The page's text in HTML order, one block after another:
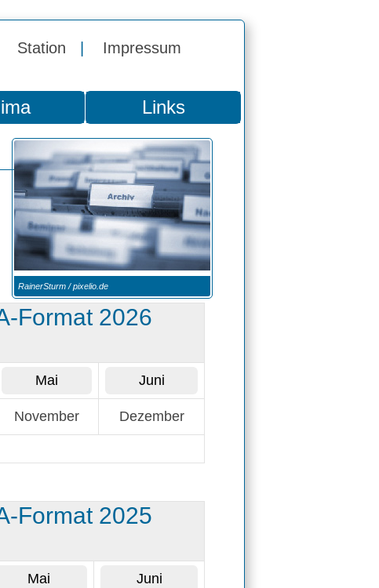
Station Impressum
Links
RainerSturm / pixelio.de
Format 2026
Mai Juni
November Dezember
Format 2025
Mai Juni